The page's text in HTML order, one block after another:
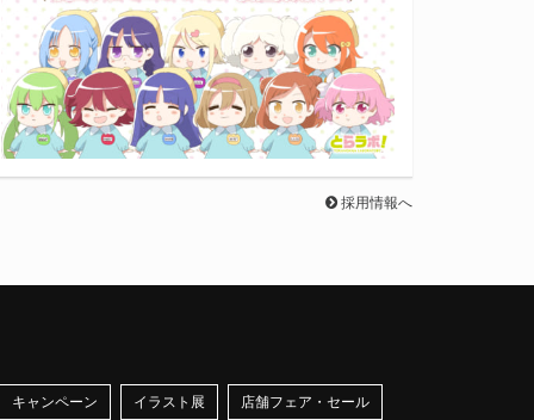
採用情報へ
キャンペーン イラスト展 店舗フェア・セール